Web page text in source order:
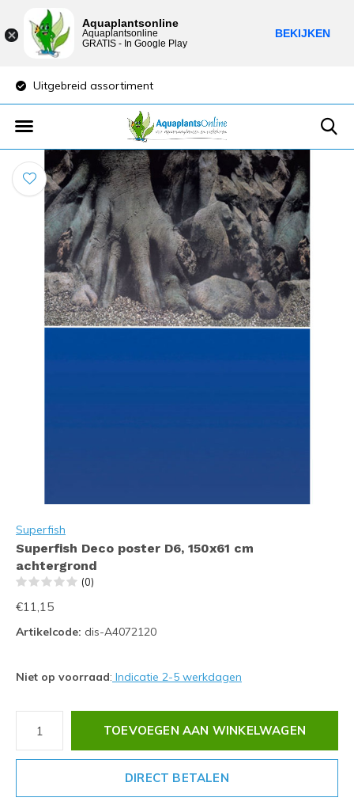
Uitgebreid assortiment
Superfish
Superfish Deco poster D6, 150x61 cm
achtergrond
(0)
€11,15
Artikelcode: dis-A4072120
Niet op voorraad: Indicatie 2-5 werkdagen
TOEVOEGEN AAN WINKELWAGEN
DIRECT BETALEN
Aquaplantsonline
Aquaplantsonline
GRATIS - In Google Play
BEKIJKEN